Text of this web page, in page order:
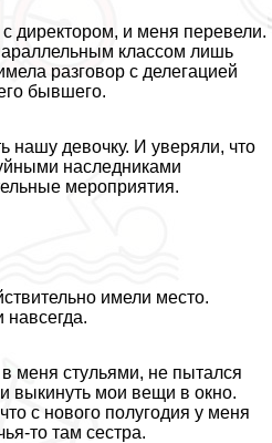
директором, и меня перевели.
классом лишь
разговор с делегацией
бывшего.
нашу дeвoчку. И уверяли, что
наследниками
мероприятия.
имели место.
меня стульями, не пытался
выкинуть мои вещи в окно.
с нового полугодия у меня
то там сестра.